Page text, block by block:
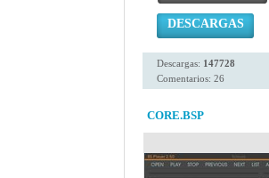
DESCARGAS
Descargas: 147728
Comentarios: 26
CORE.BSP